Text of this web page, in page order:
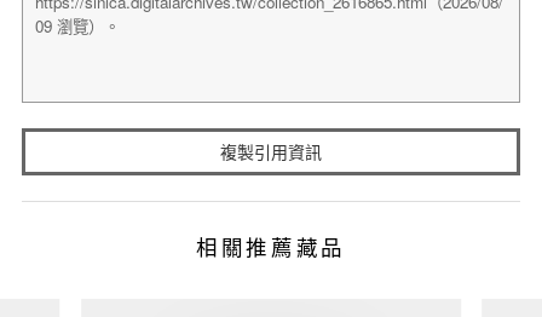
複製引用資訊
相關推薦藏品